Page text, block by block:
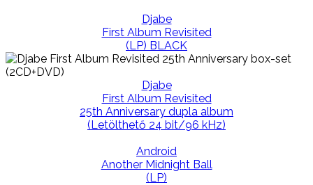
Djabe
First Album Revisited
(LP) BLACK
Djabe
First Album Revisited
25th Anniversary dupla album
(Letölthető 24 bit/96 kHz)
Android
Another Midnight Ball
(LP)